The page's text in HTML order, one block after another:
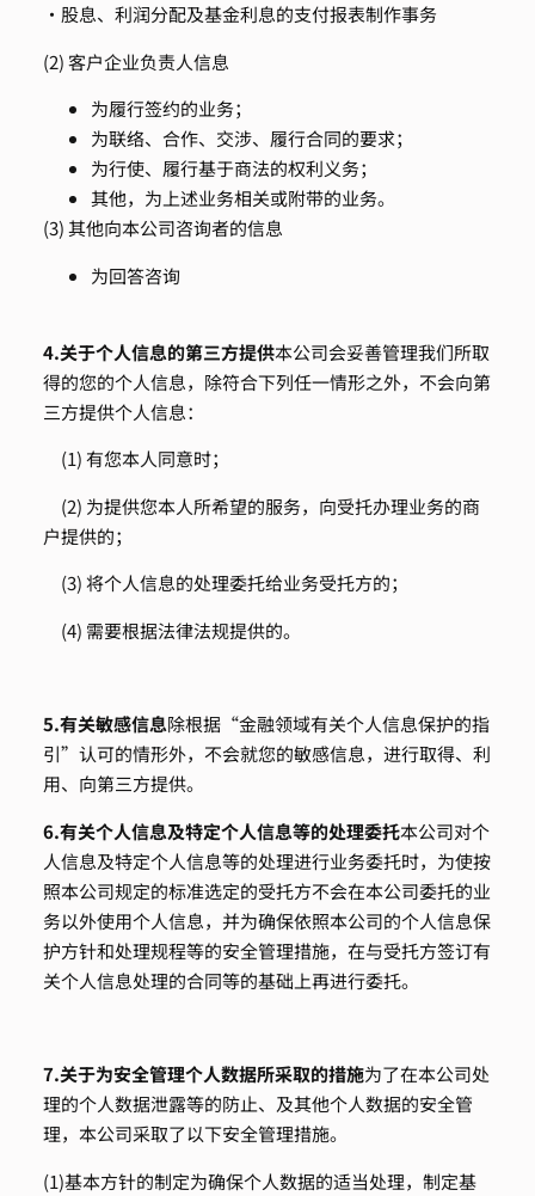
・股息、利润分配及基金利息的支付报表制作事务
(2) 客户企业负责人信息
为履行签约的业务；
为联络、合作、交涉、履行合同的要求；
为行使、履行基于商法的权利义务；
其他，为上述业务相关或附带的业务。
(3) 其他向本公司咨询者的信息
为回答咨询
4.关于个人信息的第三方提供本公司会妥善管理我们所取
得的您的个人信息，除符合下列任一情形之外，不会向第
三方提供个人信息：
(1) 有您本人同意时；
(2) 为提供您本人所希望的服务，向受托办理业务的商
户提供的；
(3) 将个人信息的处理委托给业务受托方的；
(4) 需要根据法律法规提供的。
5.有关敏感信息除根据“金融领域有关个人信息保护的指
引”认可的情形外，不会就您的敏感信息，进行取得、利
用、向第三方提供。
6.有关个人信息及特定个人信息等的处理委托本公司对个
人信息及特定个人信息等的处理进行业务委托时，为使按
照本公司规定的标准选定的受托方不会在本公司委托的业
务以外使用个人信息，并为确保依照本公司的个人信息保
护方针和处理规程等的安全管理措施，在与受托方签订有
关个人信息处理的合同等的基础上再进行委托。
7.关于为安全管理个人数据所采取的措施为了在本公司处
理的个人数据泄露等的防止、及其他个人数据的安全管
理，本公司采取了以下安全管理措施。
(1)基本方针的制定为确保个人数据的适当处理，制定基